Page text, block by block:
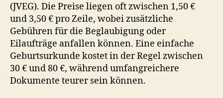
(JVEG). Die Preise liegen oft zwischen 1,50 €
und 3,50 € pro Zeile, wobei zusätzliche
Gebühren für die Beglaubigung oder
Eilaufträge anfallen können. Eine einfache
Geburtsurkunde kostet in der Regel zwischen
30 € und 80 €, während umfangreichere
Dokumente teurer sein können.